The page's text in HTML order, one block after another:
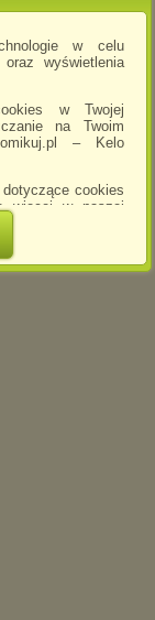
w celu
wyświetlenia
w Twojej
na Twoim
– Kelo
cookies
więcej w naszej
może